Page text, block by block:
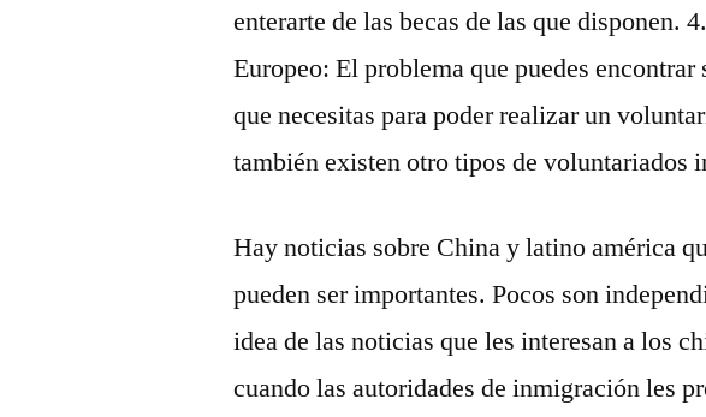
enterarte de las becas de las que disponen.
Europeo: El problema que puedes
que necesitas para poder realizar un
también existen otro tipos de voluntariados
Hay noticias sobre China y latino américa
pueden ser importantes. Pocos son
idea de las noticias que les interesan a los
cuando las autoridades de inmigración les